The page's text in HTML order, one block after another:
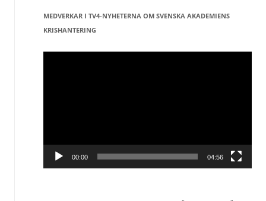
MEDVERKAR I TV4-NYHETERNA OM SVENSKA AKADEMIENS
KRISHANTERING
Videospelare
00:00 04:56